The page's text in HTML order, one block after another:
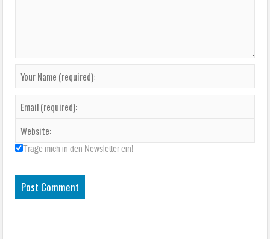
Trage mich in den Newsletter ein!